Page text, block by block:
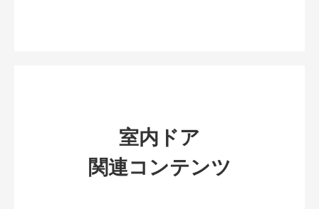
室内ドア
関連コンテンツ